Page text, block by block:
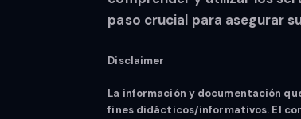
paso crucial para asegurar
Disclaimer
La información y documentación
fines didácticos/informativos. El